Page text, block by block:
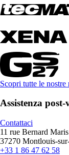
Scopri tutte le nostre
Assistenza
Contattaci
11 rue Bernard Maris
37270 Montlouis-
+33 1 86 47 62 58